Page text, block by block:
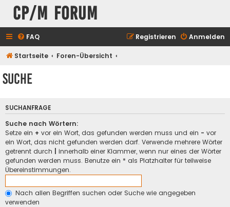
CP/M Forum
FAQ Anmelden
Registrieren
Startseite Foren-Übersicht
Suche
SUCHANFRAGE
Suche nach Wörtern:
Setze ein + vor ein Wort, das gefunden werden muss und ein - vor
ein Wort, das nicht gefunden werden darf. Verwende mehrere Wörter
getrennt durch
innerhalb einer Klammer, wenn nur eines der Wörter
gefunden werden muss. Benutze ein * als Platzhalter für teilweise
Übereinstimmungen.
Nach allen Begriffen suchen oder Suche wie angegeben
verwenden